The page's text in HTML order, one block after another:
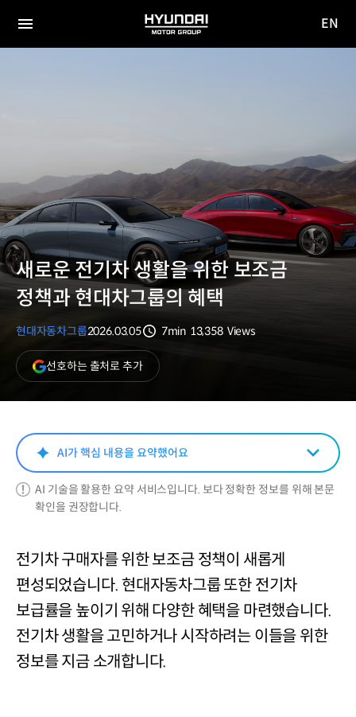
전체
HYUNDAI
MOTOR
EN
새로운 전기차 생활을 위한 보조금
정책과 현대차그룹의 혜택
현대자동차그룹2026.03.05
7min 13,358 Views
선호하는 출처로 추가(새
창
열림)
AI가 핵심 내용을 요약했어요
AI 기술을 활용한 요약 서비스입니다. 보다 정확한 정보를 위해 본문
확인을 권장합니다.
전기차 구매자를 위한 보조금 정책이 새롭게
편성되었습니다. 현대자동차그룹 또한 전기차
보급률을 높이기 위해 다양한 혜택을 마련했습니다.
전기차 생활을 고민하거나 시작하려는 이들을 위한
정보를 지금 소개합니다.